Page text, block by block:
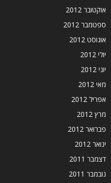
אוקטובר 2012
ספטמבר 2012
אוגוסט 2012
יולי 2012
יוני 2012
מאי 2012
אפריל 2012
מרץ 2012
פברואר 2012
ינואר 2012
דצמבר 2011
נובמבר 2011